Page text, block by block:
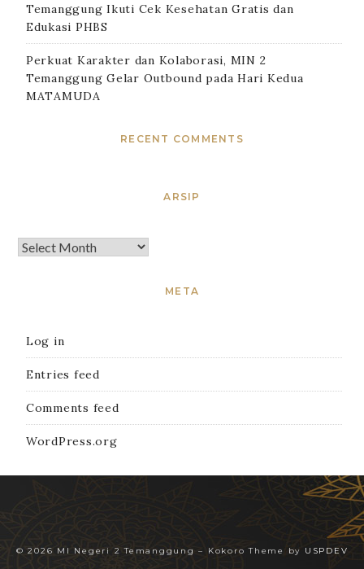
Temanggung Ikuti Cek Kesehatan Gratis dan
Edukasi PHBS
Perkuat Karakter dan Kolaborasi, MIN 2
Temanggung Gelar Outbound pada Hari Kedua
MATAMUDA
RECENT COMMENTS
ARSIP
META
Log in
Entries feed
Comments feed
WordPress.org
© 2026 MI Negeri 2 Temanggung– Kokoro Theme by USPDEV